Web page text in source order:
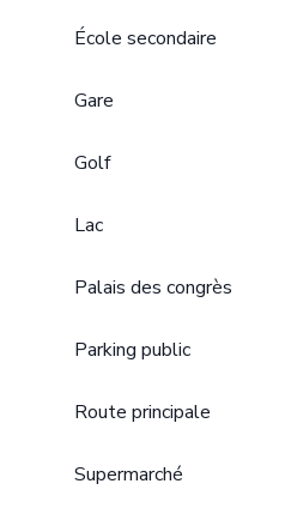
École secondaire
Gare
Golf
Lac
Palais des congrès
Parking public
Route principale
Supermarché